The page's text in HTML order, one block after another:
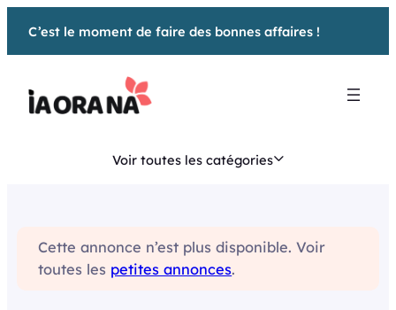
C’est le moment de faire des bonnes affaires !
Voir toutes les catégories
Cette annonce n’est plus disponible. Voir
toutes les petites annonces.